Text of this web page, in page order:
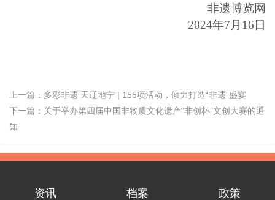
非遗博览网
2024年7月16日
上一篇： 多彩非遗 天辽地宁 | 155项活动，倾力打造“非遗”盛宴
下一篇： 关于举办第四届中国非物质文化遗产“非创杯”文创大赛的通
知
资讯 档案 政策